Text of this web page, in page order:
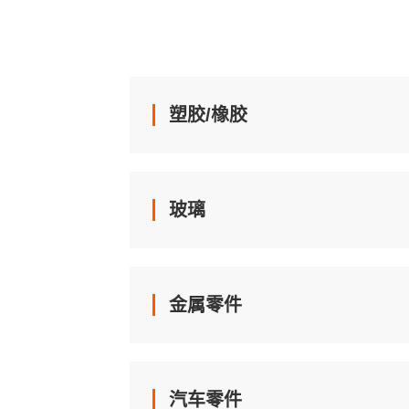
塑胶/橡胶
玻璃
金属零件
汽车零件